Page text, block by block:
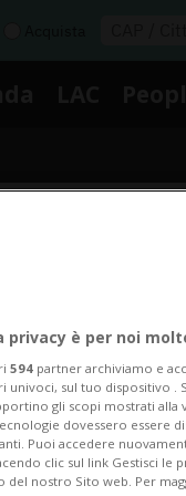
Segui le notizie
privacy è per noi
594 partner archiviamo e
univoci, sul tuo dispositivo .
gli scopi mostrati
dovessero essere
Puoi accedere
clic sul link Gestisci le
del nostro Sito web. Per